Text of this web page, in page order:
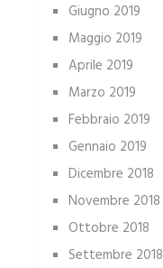
Giugno 2019
Maggio 2019
Aprile 2019
Marzo 2019
Febbraio 2019
Gennaio 2019
Dicembre 2018
Novembre 2018
Ottobre 2018
Settembre 2018